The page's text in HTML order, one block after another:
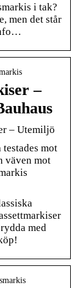
i tak?
men det står
–
– Utemiljö
mot
väven mot
med